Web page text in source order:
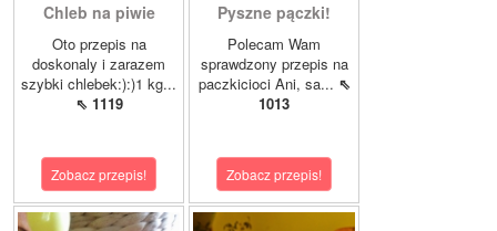
Chleb na piwie
Oto przepis na
doskonaly i zarazem
szybki chlebek:):)1 kg...
⇖ 1119
Zobacz przepis!
Pyszne pączki!
Polecam Wam
sprawdzony przepis na
paczkicioci Ani, sa... ⇖
1013
Zobacz przepis!